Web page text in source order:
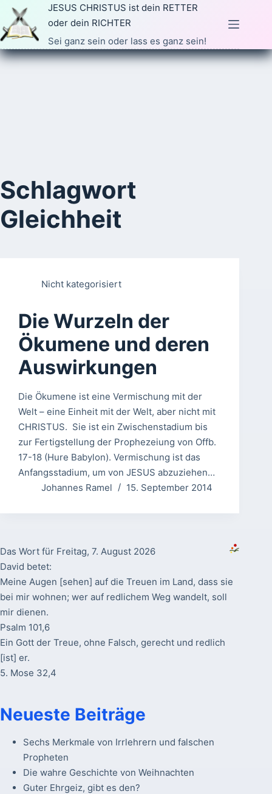
Zum
Inhalt
springen
JESUS CHRISTUS ist dein RETTER
oder dein RICHTER
Sei ganz sein oder lass es ganz sein!
Schlagwort
Gleichheit
Nicht kategorisiert
Die Wurzeln der
Ökumene und deren
Auswirkungen
Die Ökumene ist eine Vermischung mit der
Welt – eine Einheit mit der Welt, aber nicht mit
CHRISTUS. Sie ist ein Zwischenstadium bis
zur Fertigstellung der Prophezeiung von Offb.
17-18 (Hure Babylon). Vermischung ist das
Anfangsstadium, um von JESUS abzuziehen…
Johannes Ramel
15. September 2014
Das Wort für Freitag, 7. August 2026
David betet:
Meine Augen [sehen] auf die Treuen im Land, dass sie
bei mir wohnen; wer auf redlichem Weg wandelt, soll
mir dienen.
Psalm 101,6
Ein Gott der Treue, ohne Falsch, gerecht und redlich
[ist] er.
5. Mose 32,4
Neueste Beiträge
Sechs Merkmale von Irrlehrern und falschen
Propheten
Die wahre Geschichte von Weihnachten
Guter Ehrgeiz, gibt es den?